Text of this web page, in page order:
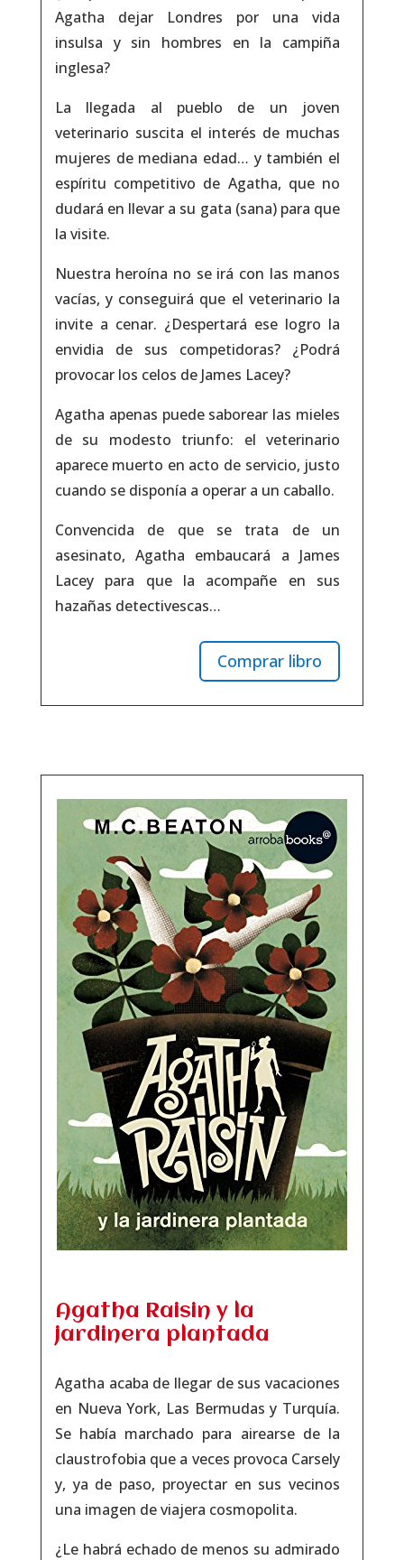
Agatha dejar Londres por una vida
insulsa y sin hombres en la campiña
inglesa?
La llegada al pueblo de un joven
veterinario suscita el interés de muchas
mujeres de mediana edad… y también el
espíritu competitivo de Agatha, que no
dudará en llevar a su gata (sana) para que
la visite.
Nuestra heroína no se irá con las manos
vacías, y con­seguirá que el veterinario la
invite a cenar. ¿Despertará ese logro la
envidia de sus competidoras? ¿Podrá
provocar los celos de James Lacey?
Agatha apenas puede saborear las mieles
de su modesto triunfo: el veterinario
aparece muerto en acto de servicio, justo
cuando se disponía a operar a un caballo.
Convencida de que se trata de un
asesinato, Agatha embaucará a James
Lacey para que la acompañe en sus
hazañas detectivescas…
Comprar libro
Agatha Raisin y la
jardinera plantada
Agatha acaba de llegar de sus vaca­ciones
en Nueva York, Las Bermudas y Turquía.
Se había marchado para airearse de la
claustrofobia que a veces pro­voca Carsely
y, ya de paso, proyectar en sus vecinos
una imagen de viajera cosmopolita.
¿Le habrá echado de menos su admirado